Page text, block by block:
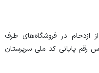
ازدحام در فروشگاه‌های طرف
رقم پایانی کد ملی سرپرستان